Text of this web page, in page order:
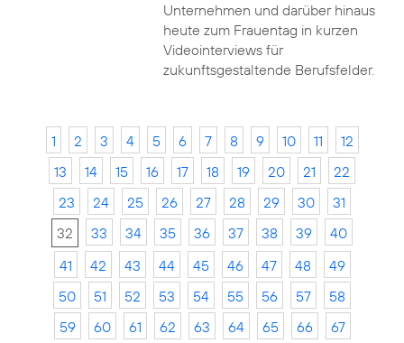
Unternehmen und darüber hinaus
heute zum Frauentag in kurzen
Videointerviews für
zukunftsgestaltende Berufsfelder.
1 2 3 4 5 6 7 8 9 10 11
12
13
14 15 16 17 18 19 20 21
22
23
24 25 26 27 28 29 30
31
32
33 34 35 36 37 38 39
40
41
42 43 44 45 46 47 48
49
50
51 52 53 54 55 56 57
58
59
60 61 62 63 64 65 66
67